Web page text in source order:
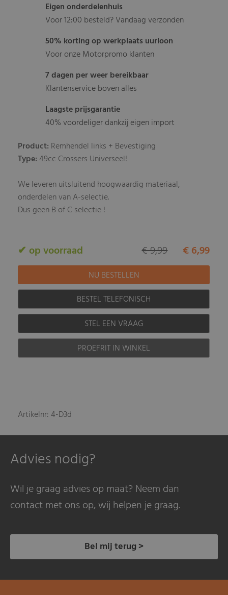
Eigen onderdelenhuis
Voor 12:00 besteld? Vandaag verzonden
50% korting op werkplaats uurloon
Voor onze Motorpromo klanten
7 dagen per weer bereikbaar
Klantenservice boven alles
Laagste prijsgarantie
40% voordeliger dankzij eigen import
Product: Remhendel links + Bevestiging
Type: 49cc Crossers Universeel!
We leveren uitsluitend hoogwaardig materiaal,
onderdelen van A-selectie.
Dus geen B of C selectie !
✔ op voorraad € 6,99
€ 9,99
BESTEL TELEFONISCH
STEL EEN VRAAG
PROEFRIT IN WINKEL
Artikelnr: 4-D3d
Advies nodig?
Wil je graag advies op maat? Neem dan
contact met ons op, wij helpen je graag.
Bel mij terug >